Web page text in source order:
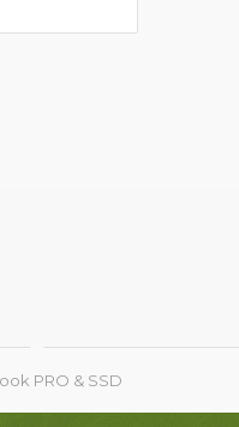
PRO & SSD